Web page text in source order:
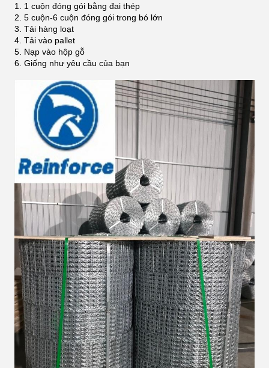
1. 1 cuộn đóng gói bằng đai thép
2. 5 cuộn-6 cuộn đóng gói trong bó lớn
3. Tải hàng loạt
4. Tải vào pallet
5. Nạp vào hộp gỗ
6. Giống như yêu cầu của bạn